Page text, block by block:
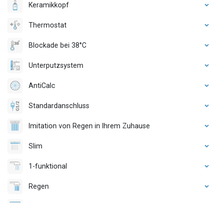
Keramikkopf
Thermostat
Blockade bei 38°C
Unterputzsystem
AntiCalc
Standardanschluss
Imitation von Regen in Ihrem Zuhause
Slim
1-funktional
Regen